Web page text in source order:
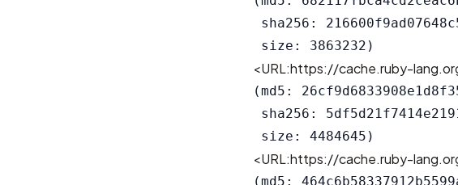
sha256:
<URL:https://cache.ruby-
(md5:
sha256:
<URL:https://cache.ruby-
(md5: